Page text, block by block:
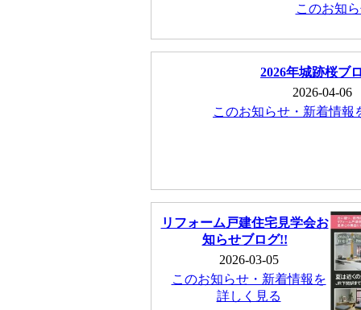
このお知
2026年城跡桜ブ
2026-04-06
このお知らせ・新着情報
リフォーム戸建住宅見学会お
知らせブログ!!
2026-03-05
このお知らせ・新着情報を
詳しく見る